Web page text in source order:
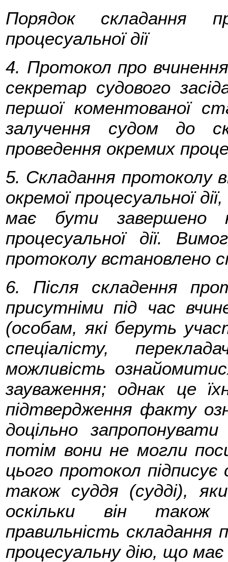
Порядок складання
процесуальної дії
4. Протокол про вчинення
секретар судового
першої коментованої
залучення судом до
проведення окремих
5. Складання протоколу
окремої процесуальної
має бути завершено
процесуальної дії.
протоколу
6. Після складення
присутніми під час
(особам, які беруть
спеціалісту,
можливість
зауваження; однак це
підтвердження факту
доцільно
потім вони не могли
цього протокол підписує
також суддя (судді),
оскільки він також
правильність складання
процесуальну дію, що має